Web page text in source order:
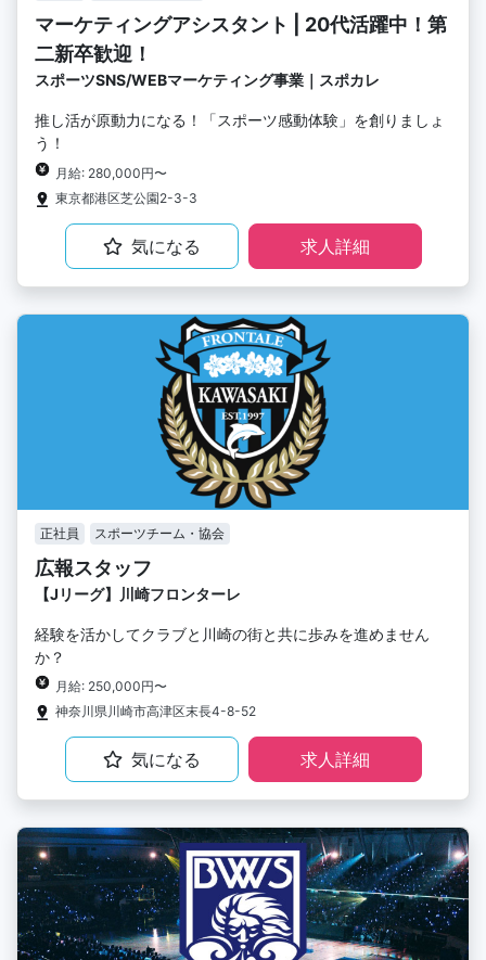
マーケティングアシスタント | 20代活躍中！第
二新卒歓迎！
スポーツSNS/WEBマーケティング事業｜スポカレ
推し活が原動力になる！「スポーツ感動体験」を創りましょ
う！
月給: 280,000円〜
東京都港区芝公園2-3-3
気になる 求人詳細
正社員 スポーツチーム・協会
広報スタッフ
【Jリーグ】川崎フロンターレ
経験を活かしてクラブと川崎の街と共に歩みを進めません
か？
月給: 250,000円〜
神奈川県川崎市高津区末長4-8-52
気になる 求人詳細